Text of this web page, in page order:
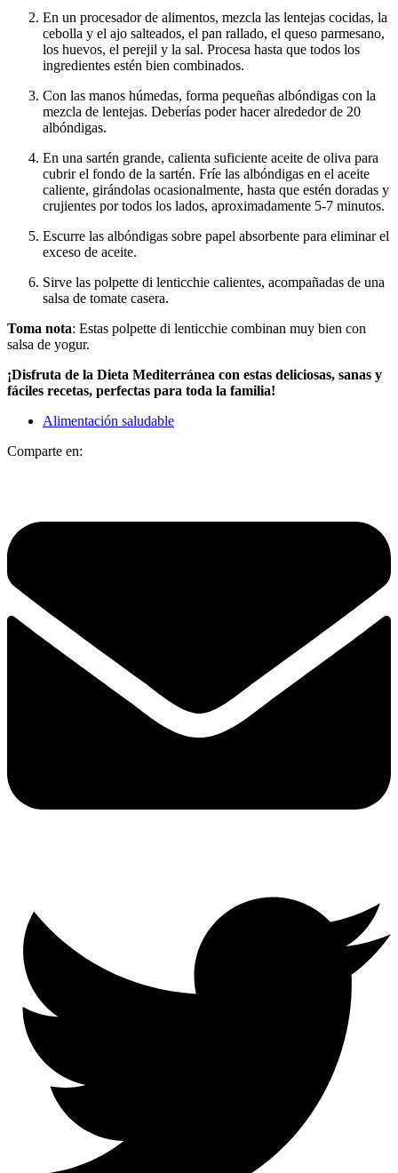
En un procesador de alimentos, mezcla las lentejas cocidas, la
cebolla y el ajo salteados, el pan rallado, el queso parmesano,
los huevos, el perejil y la sal. Procesa hasta que todos los
ingredientes estén bien combinados.
Con las manos húmedas, forma pequeñas albóndigas con la
mezcla de lentejas. Deberías poder hacer alrededor de 20
albóndigas.
En una sartén grande, calienta suficiente aceite de oliva para
cubrir el fondo de la sartén. Fríe las albóndigas en el aceite
caliente, girándolas ocasionalmente, hasta que estén doradas y
crujientes por todos los lados, aproximadamente 5-7 minutos.
Escurre las albóndigas sobre papel absorbente para eliminar el
exceso de aceite.
Sirve las polpette di lenticchie calientes, acompañadas de una
salsa de tomate casera.
Toma nota: Estas polpette di lenticchie combinan muy bien con
salsa de yogur.
¡Disfruta de la Dieta Mediterránea con estas deliciosas, sanas y
fáciles recetas, perfectas para toda la familia!
Alimentación saludable
Comparte en: